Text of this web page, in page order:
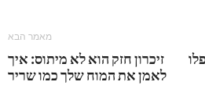
מאמר הבא
זיכרון חזק הוא לא מיתוס: איך
לאמן את המוח שלך כמו שריר